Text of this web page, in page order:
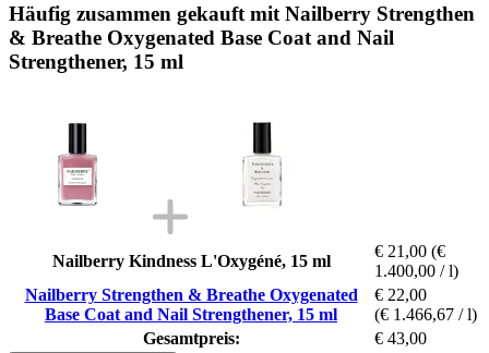
Häufig zusammen gekauft mit Nailberry Strengthen
& Breathe Oxygenated Base Coat and Nail
Strengthener, 15 ml
Nailberry Kindness L'Oxygéné, 15 ml
€ 21,00 (€
1.400,00 / l)
Nailberry Strengthen & Breathe Oxygenated
Base Coat and Nail Strengthener, 15 ml
€ 22,00
(€ 1.466,67 / l)
Gesamtpreis:
€ 43,00